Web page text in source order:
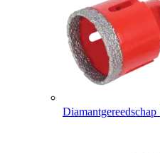
Diamantgereedschap